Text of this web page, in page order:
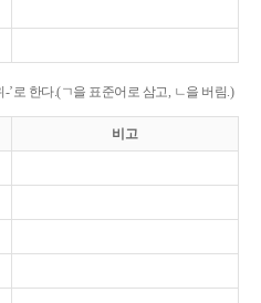
’로 한다.(ㄱ을 표준어로 삼고, ㄴ을 버림.)
비고